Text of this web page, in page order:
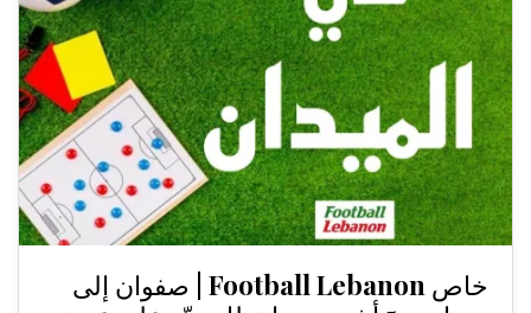
خاص Football Lebanon | صفوان إلى